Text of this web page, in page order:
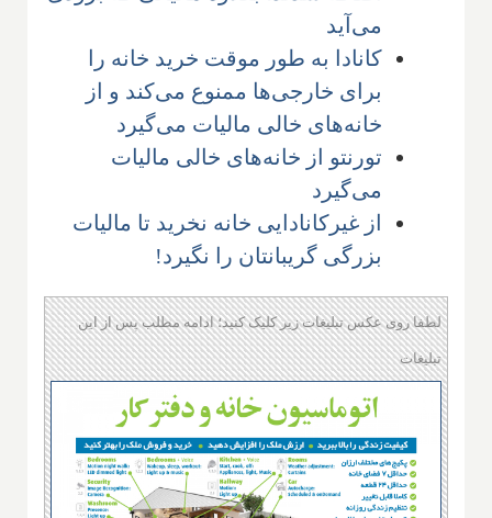
می‌آید
کانادا به طور موقت خرید خانه‌ را
برای خارجی‌ها ممنوع می‌کند و از
خانه‌های خالی مالیات می‌گیرد
تورنتو از خانه‌های خالی مالیات
می‌گیرد
از غیر‌کانادایی خانه نخرید تا مالیات
بزرگی گریبانتان را نگیرد!
لطفا روی عکس تبلیغات زیر کلیک کنید؛ ادامه مطلب پس از این
تبلیغات